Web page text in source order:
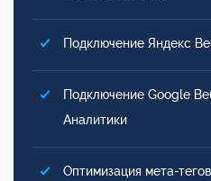
Подключение Яндекс
Подключение Google
Аналитики
Оптимизация мета-